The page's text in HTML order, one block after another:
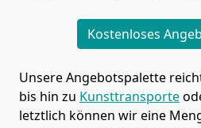
Kostenloses
Unsere Angebotspalette
bis hin zu Kunsttransporte
letztlich können wir eine